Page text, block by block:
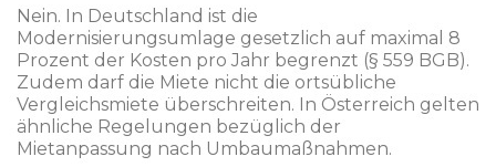
Nein. In Deutschland ist die
Modernisierungsumlage gesetzlich auf maximal 8
Prozent der Kosten pro Jahr begrenzt (§ 559 BGB).
Zudem darf die Miete nicht die ortsübliche
Vergleichsmiete überschreiten. In Österreich gelten
ähnliche Regelungen bezüglich der
Mietanpassung nach Umbaumaßnahmen.